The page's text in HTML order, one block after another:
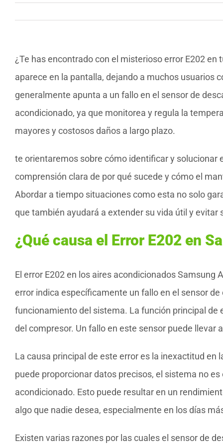
¿Te has encontrado con el misterioso error E202
aparece en la pantalla, dejando a muchos usuarios
generalmente apunta a un fallo en el sensor de
acondicionado, ya que monitorea y regula la
mayores y costosos daños a largo plazo.
te orientaremos sobre cómo identificar y
comprensión clara de por qué sucede y cómo el
Abordar a tiempo situaciones como esta no solo
que también ayudará a extender su vida útil y
¿Qué causa el Error E202 en
El error E202 en los aires acondicionados Samsung
error indica específicamente un fallo en el sensor
funcionamiento del sistema. La función principal
del compresor. Un fallo en este sensor puede llevar
La causa principal de este error es la inexactitud
puede proporcionar datos precisos, el sistema no
acondicionado. Esto puede resultar en un
algo que nadie desea, especialmente en los días
Existen varias razones por las cuales el sensor de